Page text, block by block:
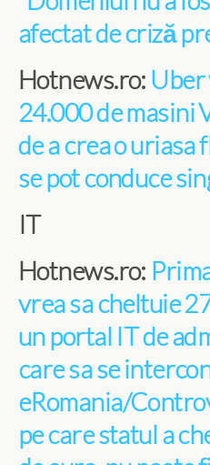
afectat de criză
Hotnews.ro: Uber
24.000 de masini
de a crea o uriasa
se pot conduce
IT
Hotnews.ro:
vrea sa cheltuie
un portal IT de
care sa se
eRomania/
pe care statul a